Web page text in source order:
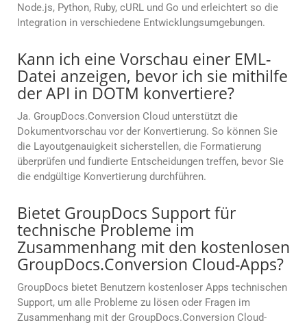
Node.js, Python, Ruby, cURL und Go und erleichtert so die
Integration in verschiedene Entwicklungsumgebungen.
Kann ich eine Vorschau einer EML-
Datei anzeigen, bevor ich sie mithilfe
der API in DOTM konvertiere?
Ja. GroupDocs.Conversion Cloud unterstützt die
Dokumentvorschau vor der Konvertierung. So können Sie
die Layoutgenauigkeit sicherstellen, die Formatierung
überprüfen und fundierte Entscheidungen treffen, bevor Sie
die endgültige Konvertierung durchführen.
Bietet GroupDocs Support für
technische Probleme im
Zusammenhang mit den kostenlosen
GroupDocs.Conversion Cloud-Apps?
GroupDocs bietet Benutzern kostenloser Apps technischen
Support, um alle Probleme zu lösen oder Fragen im
Zusammenhang mit der GroupDocs.Conversion Cloud-